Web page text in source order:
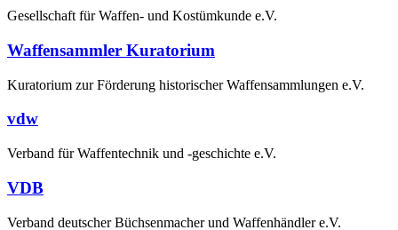
Gesellschaft für Waffen- und Kostümkunde e.V.
Waffensammler Kuratorium
Kuratorium zur Förderung historischer Waffensammlungen e.V.
vdw
Verband für Waffentechnik und -geschichte e.V.
VDB
Verband deutscher Büchsenmacher und Waffenhändler e.V.